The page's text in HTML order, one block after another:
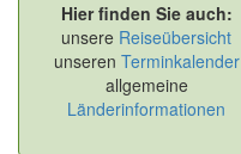
Hier finden Sie auch:
unsere Reiseübersicht
unseren Terminkalender
allgemeine
Länderinformationen